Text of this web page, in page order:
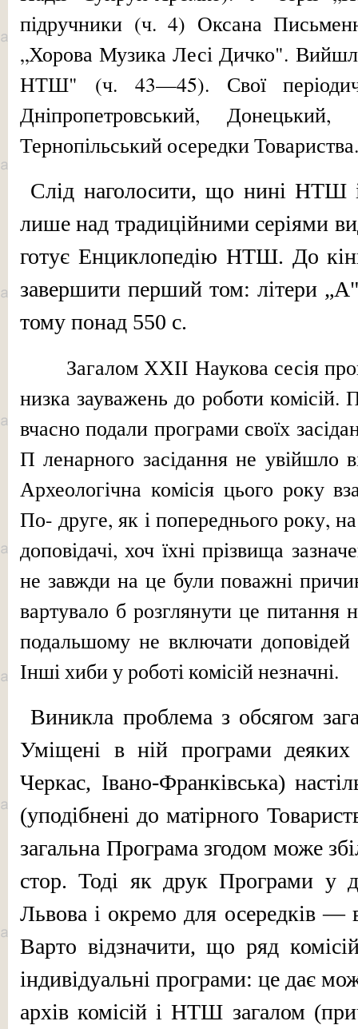
підручники (ч. 4) Оксана
„Хоро­ва Музика Лесі Дичко".
НТШ" (ч. 43—45). Свої
Дніпропетровський, Донецький,
Тернопільський осередки Товариства.
Слід наголосити, що нині НТШ
лише над традиційними серіями
готує Енциклопедію НТШ. До
завершити перший том: літери
тому понад 550 с.
Загалом ХХІІ Наукова сесія
низка зауважень до роботи комісій.
вчасно подали програми своїх
П ленарного засідання не увійшло
Археологічна комісія цього року
По- друге, як і попереднього року,
доповідачі, хоч їхні прізвища
не завжди на це були поважні
вартува­ло б розглянути це питан­ня
подальшому не включати
Інші хиби у роботі комісій незначні.
Виникла проблема з об­сягом
Уміщені в ній програми деяких
Черкас, Івано-Франківська)
(уподібнені до матірного
загальна Програма зго­дом може
стор. Тоді як друк Програми
Львова і окремо для осередків —
Варто відзначити, що ряд
індивідуальні програми: це дає
архів комісій і НТШ загалом